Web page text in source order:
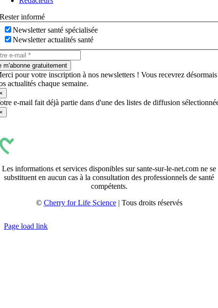
Rester informé
Newsletter santé spécialisée
Newsletter actualités santé
m'abonne gratuitement
pour votre inscription à nos newsletters ! Vous recevrez désormais
actualités chaque semaine.
e-mail fait déjà partie dans d'une des listes de diffusion
Les informations et services disponibles sur sante-sur-le-net.com ne se
substituent en aucun cas à la consultation des professionnels de santé
compétents.
© Cherry for Life Science| Tous droits réservés
Page load link